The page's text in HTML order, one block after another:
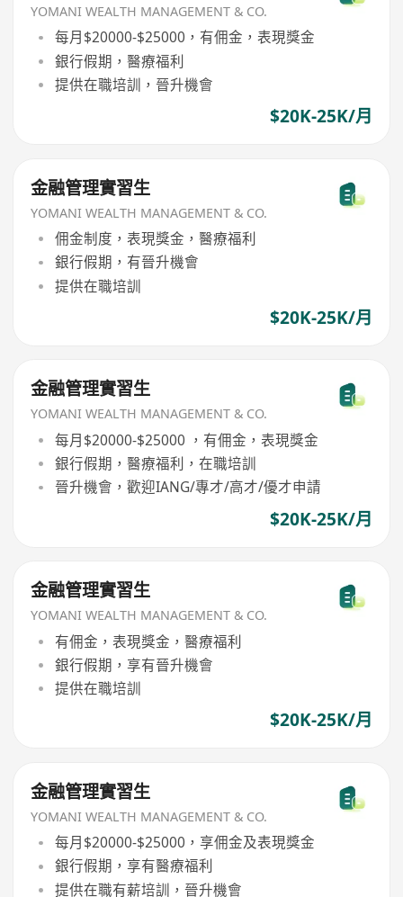
YOMANI WEALTH MANAGEMENT & CO.
每月$20000-$25000，有佣金，表現獎金
銀行假期，醫療福利
提供在職培訓，晉升機會
$20K-25K/月
金融管理實習生
YOMANI WEALTH MANAGEMENT & CO.
佣金制度，表現獎金，醫療福利
銀行假期，有晉升機會
提供在職培訓
$20K-25K/月
金融管理實習生
YOMANI WEALTH MANAGEMENT & CO.
每月$20000-$25000 ，有佣金，表現獎金
銀行假期，醫療福利，在職培訓
晉升機會，歡迎IANG/專才/高才/優才申請
$20K-25K/月
金融管理實習生
YOMANI WEALTH MANAGEMENT & CO.
有佣金，表現獎金，醫療福利
銀行假期，享有晉升機會
提供在職培訓
$20K-25K/月
金融管理實習生
YOMANI WEALTH MANAGEMENT & CO.
每月$20000-$25000，享佣金及表現獎金
銀行假期，享有醫療福利
提供在職有薪培訓，晉升機會